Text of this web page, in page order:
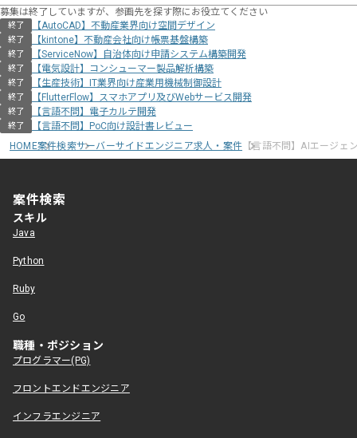
募集は終了していますが、参画先を探す際にお役立てください
終了 【AutoCAD】不動産業界向け空間デザイン
終了 【kintone】不動産会社向け帳票基盤構築
終了 【ServiceNow】自治体向け申請システム構築開発
終了 【電気設計】コンシューマー製品解析構築
終了 【生産技術】IT業界向け産業用機械制御設計
終了 【FlutterFlow】スマホアプリ及びWebサービス開発
終了 【言語不問】電子カルテ開発
終了
【言語不問】PoC向け設計書レビュー
HOME案件検索サーバーサイドエンジニア求人・案件 【言語不問】AIエージェ
案件検索
スキル
Java
Python
Ruby
Go
職種・ポジション
プログラマー(PG)
フロントエンドエンジニア
インフラエンジニア